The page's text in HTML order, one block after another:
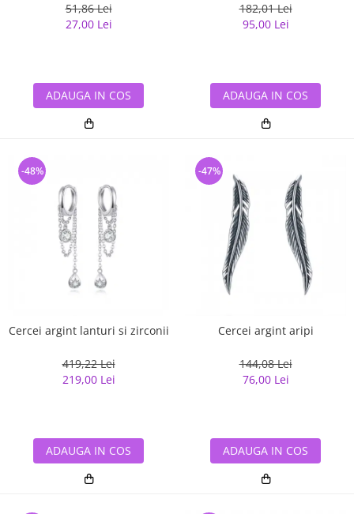
51,86 Lei
27,00 Lei
ADAUGA IN COS
182,01 Lei
95,00 Lei
ADAUGA IN COS
Cercei argint lanturi si zirconii
419,22 Lei
219,00 Lei
-48%
ADAUGA IN COS
Cercei argint aripi
144,08 Lei
76,00 Lei
-47%
ADAUGA IN COS